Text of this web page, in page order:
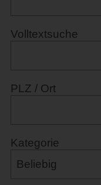
Volltextsuche
PLZ / Ort
Kategorie